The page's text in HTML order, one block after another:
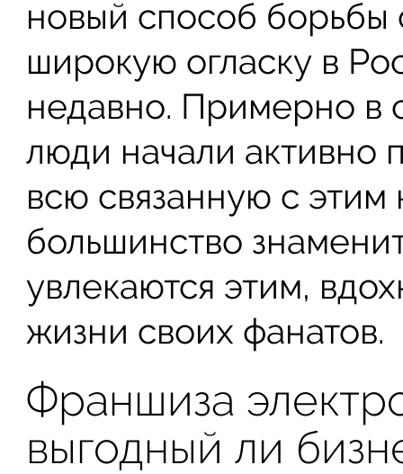
новый способ
широкую огласку в
недавно. Примерно в
люди начали активно
всю связанную с этим
большинство
увлекаются этим,
жизни своих фанатов.
Франшиза
выгодный ли